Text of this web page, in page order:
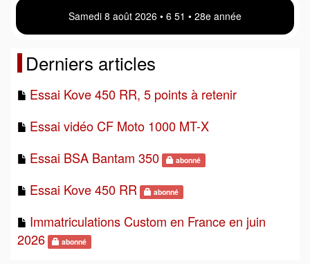
Samedi 8 août 2026 • 6 51 • 28e année
Derniers articles
Essai Kove 450 RR, 5 points à retenir
Essai vidéo CF Moto 1000 MT-X
Essai BSA Bantam 350
abonné
Essai Kove 450 RR abonné
Immatriculations Custom en France en juin
2026
abonné